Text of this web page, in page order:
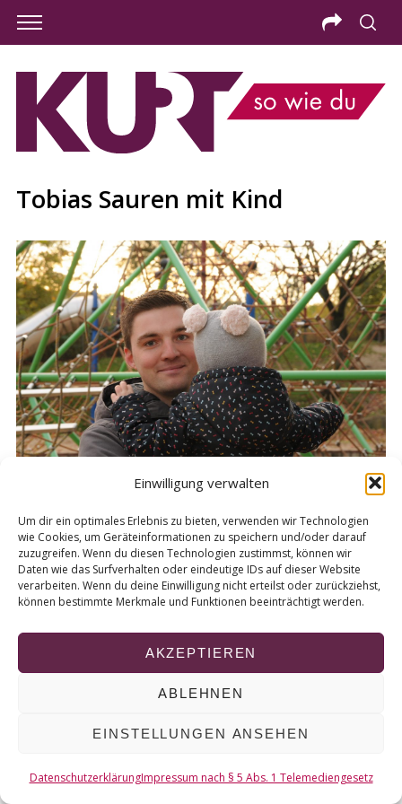
Einwilligung verwalten
Um dir ein optimales Erlebnis zu bieten, verwenden wir Technologien
wie Cookies, um Geräteinformationen zu speichern und/oder darauf
zuzugreifen. Wenn du diesen Technologien zustimmst, können wir
Daten wie das Surfverhalten oder eindeutige IDs auf dieser Website
verarbeiten. Wenn du deine Einwilligung nicht erteilst oder zurückziehst,
können bestimmte Merkmale und Funktionen beeinträchtigt werden.
AKZEPTIEREN
ABLEHNEN
EINSTELLUNGEN ANSEHEN
DatenschutzerklärungImpressum nach § 5 Abs. 1 Telemediengesetz
Tobias Sauren mit Kind
© 2026 KURT
S
e
a
r
c
h